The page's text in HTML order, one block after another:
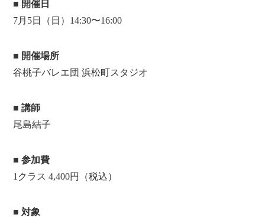
■ 開催日
7月5日（日）14:30〜16:00
■ 開催場所
谷桃子バレエ団 浜松町スタジオ
■ 講師
尾島結子
■ 参加費
1クラス 4,400円（税込）
■ 対象